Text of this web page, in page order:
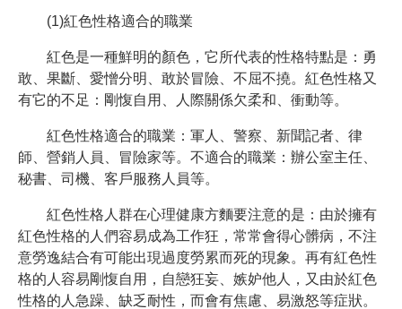
(1)紅色性格適合的職業
紅色是一種鮮明的顏色，它所代表的性格特點是：勇
敢、果斷、愛憎分明、敢於冒險、不屈不撓。紅色性格又
有它的不足：剛愎自用、人際關係欠柔和、衝動等。
紅色性格適合的職業：軍人、警察、新聞記者、律
師、營銷人員、冒險家等。不適合的職業：辦公室主任、
秘書、司機、客戶服務人員等。
紅色性格人群在心理健康方麵要注意的是：由於擁有
紅色性格的人們容易成為工作狂，常常會得心髒病，不注
意勞逸結合有可能出現過度勞累而死的現象。再有紅色性
格的人容易剛愎自用，自戀狂妄、嫉妒他人，又由於紅色
性格的人急躁、缺乏耐性，而會有焦慮、易激怒等症狀。